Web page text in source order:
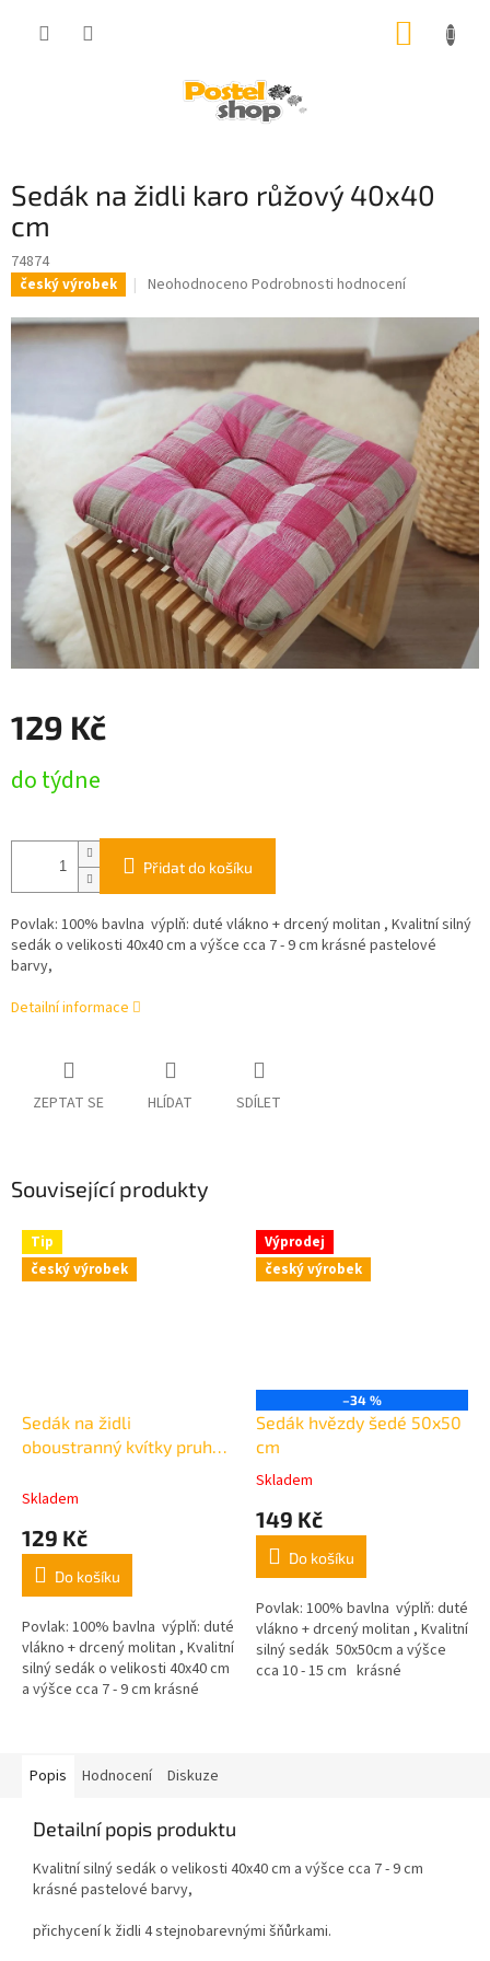
Sedák na židli karo růžový 40x40
cm
74874
český výrobek
Průměrné
produktu
je
z
hvězdiček.
Neohodnoceno Podrobnosti hodnocení
129 Kč
cena:
do týdne
Přidat do košíku
Povlak: 100% bavlna výplň: duté vlákno + drcený molitan , Kvalitní silný
sedák o velikosti 40x40 cm a výšce cca 7 - 9 cm krásné pastelové
barvy,
Detailní informace
ZEPTAT SE HLÍDAT SDÍLET
Související produkty
Tip
český výrobek
Sedák na židli
oboustranný kvítky pruh
Skladem
129 Kč
Do košíku
Povlak: 100% bavlna výplň: duté
vlákno + drcený molitan , Kvalitní
silný sedák o velikosti 40x40 cm
a výšce cca 7 - 9 cm krásné
Výprodej
český výrobek
–34 %
Sedák hvězdy šedé 50x50
cm
Průměrné
produktu
5,0
5
hvězdiček.
Skladem
149 Kč
Do košíku
Povlak: 100% bavlna výplň: duté
vlákno + drcený molitan , Kvalitní
silný sedák 50x50cm a výšce
cca 10 - 15 cm krásné
Popis Hodnocení Diskuze
Detailní popis produktu
Kvalitní silný sedák o velikosti 40x40 cm a výšce cca 7 - 9 cm
krásné pastelové barvy,
přichycení k židli 4 stejnobarevnými šňůrkami.